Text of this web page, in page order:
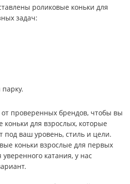
роликовые коньки для
задач:
парку.
проверенных брендов, чтобы вы
коньки для взрослых, которые
под ваш уровень, стиль и цели.
коньки взрослые для первых
катания, у нас